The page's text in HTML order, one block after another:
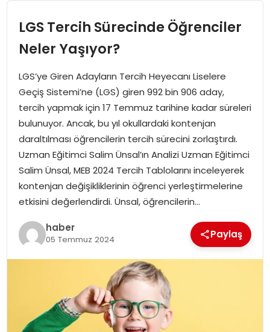
EKONOMI
İDEAL YAŞAM
İDEAL SPOR
YAŞAM
MAGAZIN
SAĞLIK
SOSYAL HABER
LGS Tercih Sürecinde Öğrenciler
Neler Yaşıyor?
LGS’ye Giren Adayların Tercih Heyecanı Liselere
Geçiş Sistemi’ne (LGS) giren 992 bin 906 aday,
tercih yapmak için 17 Temmuz tarihine kadar süreleri
bulunuyor. Ancak, bu yıl okullardaki kontenjan
daraltılması öğrencilerin tercih sürecini zorlaştırdı.
Uzman Eğitimci Salim Ünsal’ın Analizi Uzman Eğitimci
Salim Ünsal, MEB 2024 Tercih Tablolarını inceleyerek
kontenjan değişikliklerinin öğrenci yerleştirmelerine
etkisini değerlendirdi. Ünsal, öğrencilerin…
haber
05 Temmuz 2024 Paylaş